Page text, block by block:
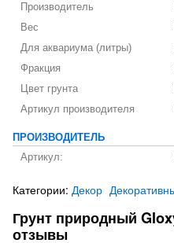
Производитель
Вес
Для аквариума (литры)
Фракция
Цвет грунта
Артикул производителя
ПРОИЗВОДИТЕЛЬ
Артикул:
Категории: Декор
Грунт природный
отзывы